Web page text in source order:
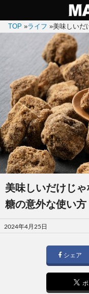
TOP »ライフ »美味しいだ
美味しいだけじ
糖の意外な使い方
投
稿
2024年4月25日
シェア